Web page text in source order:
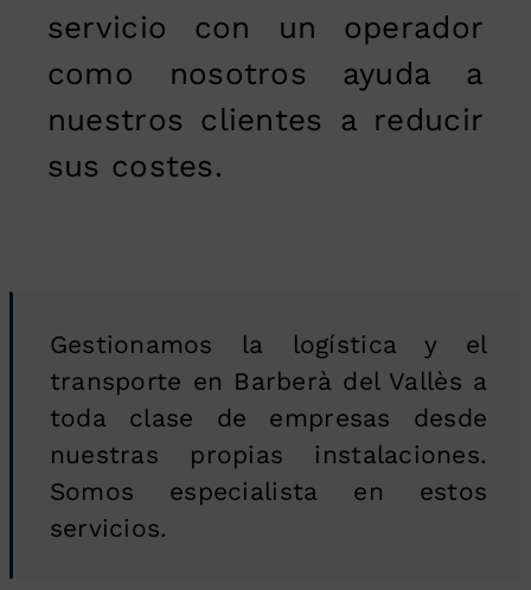
servicio con un operador
como nosotros ayuda a
nuestros clientes a reducir
sus costes.
Gestionamos la logística y el
transporte en Barberà del Vallès a
toda clase de empresas desde
nuestras propias instalaciones.
Somos especialista en estos
servicios.